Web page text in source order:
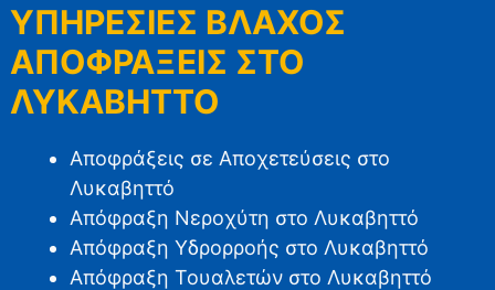
ΥΠΗΡΕΣΙΕΣ ΒΛΑΧΟΣ
ΑΠΟΦΡΑΞΕΙΣ ΣΤΟ
ΛΥΚΑΒΗΤΤΟ
Αποφράξεις σε Αποχετεύσεις στο
Λυκαβηττό
Απόφραξη Νεροχύτη στο Λυκαβηττό
Απόφραξη Υδρορροής στο Λυκαβηττό
Απόφραξη Τουαλετών στο Λυκαβηττό